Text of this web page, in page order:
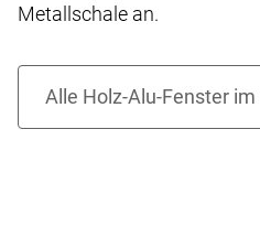
Metallschale an.